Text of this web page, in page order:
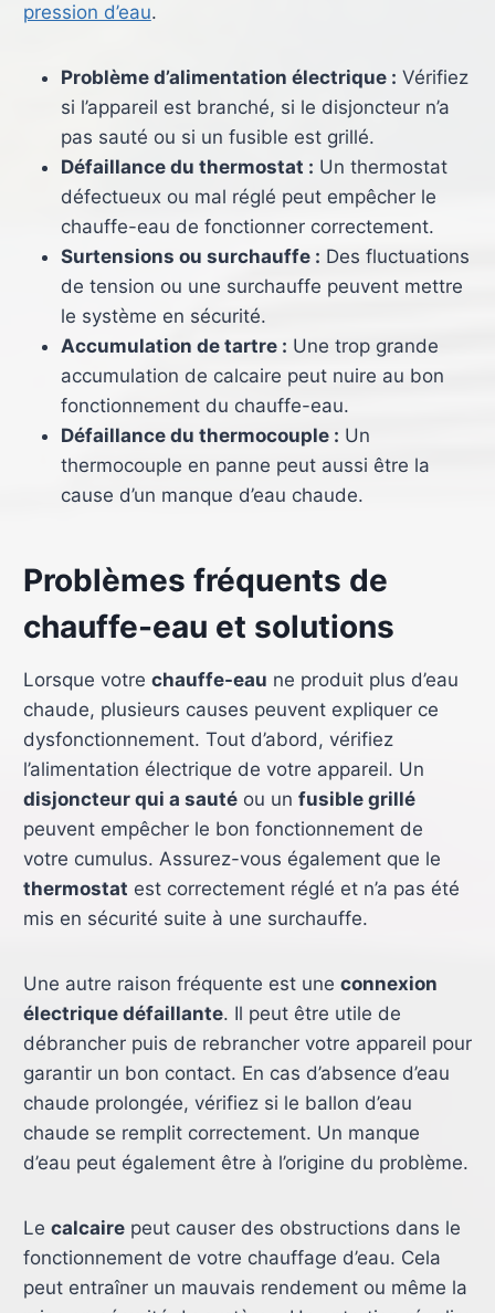
pression d’eau.
Problème d’alimentation électrique : Vérifiez
si l’appareil est branché, si le disjoncteur n’a
pas sauté ou si un fusible est grillé.
Défaillance du thermostat : Un thermostat
défectueux ou mal réglé peut empêcher le
chauffe-eau de fonctionner correctement.
Surtensions ou surchauffe : Des fluctuations
de tension ou une surchauffe peuvent mettre
le système en sécurité.
Accumulation de tartre : Une trop grande
accumulation de calcaire peut nuire au bon
fonctionnement du chauffe-eau.
Défaillance du thermocouple : Un
thermocouple en panne peut aussi être la
cause d’un manque d’eau chaude.
Problèmes fréquents de
chauffe-eau et solutions
Lorsque votre chauffe-eau ne produit plus d’eau
chaude, plusieurs causes peuvent expliquer ce
dysfonctionnement. Tout d’abord, vérifiez
l’alimentation électrique de votre appareil. Un
disjoncteur qui a sautéou un fusible grillé
peuvent empêcher le bon fonctionnement de
votre cumulus. Assurez-vous également que le
thermostat est correctement réglé et n’a pas été
mis en sécurité suite à une surchauffe.
Une autre raison fréquente est une connexion
électrique défaillante. Il peut être utile de
débrancher puis de rebrancher votre appareil pour
garantir un bon contact. En cas d’absence d’eau
chaude prolongée, vérifiez si le ballon d’eau
chaude se remplit correctement. Un manque
d’eau peut également être à l’origine du problème.
Le calcairepeut causer des obstructions dans le
fonctionnement de votre chauffage d’eau. Cela
peut entraîner un mauvais rendement ou même la